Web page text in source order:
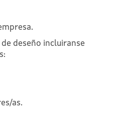
deseño incluiranse
as.